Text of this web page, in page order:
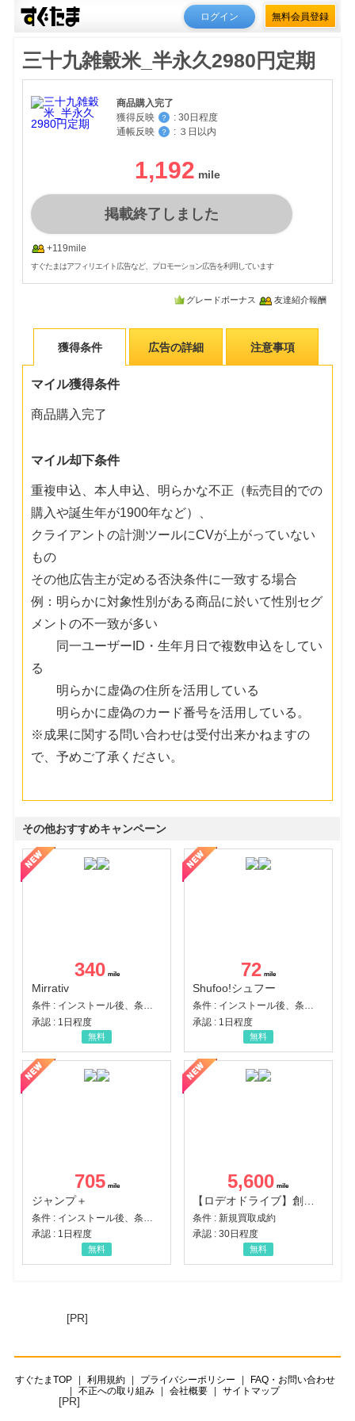
ログイン 無料会員登録
三十九雑穀米_半永久2980円定期
商品購入完了
獲得反映
？ : 30日程度
通帳反映
？ : ３日以内
1,192
掲載終了しました
+119mile
すぐたまはアフィリエイト広告など、プロモーション広告を利用しています
グレードボーナス 友達紹介報酬
獲得条件 広告の詳細 注意事項
マイル獲得条件
商品購入完了
マイル却下条件
重複申込、本人申込、明らかな不正（転売目的での
購入や誕生年が1900年など）、
クライアントの計測ツールにCVが上がっていない
もの
その他広告主が定める否決条件に一致する場合
例：明らかに対象性別がある商品に於いて性別セグ
メントの不一致が多い
同一ユーザーID・生年月日で複数申込をしてい
る
明らかに虚偽の住所を活用している
明らかに虚偽のカード番号を活用している。
※成果に関する問い合わせは受付出来かねますの
で、予めご了承ください。
その他おすすめキャンペーン
340
Mirrativ
条件 : インストール後、条件達成
承認 : 1日程度
無料
72
Shufoo!シュフー
条件 : インストール後、条件達成
承認 : 1日程度
無料
705
ジャンプ＋
承認 : 1日程度
無料
5,600
条件 : 新規買取成約
承認 : 30日程度
無料
[PR]
すぐたまTOP 利用規約 プライバシーポリシー
FAQ・お問い合わせ
不正への取り組み
会社概要 サイトマップ
[PR]